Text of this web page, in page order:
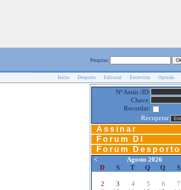
Pesquisa:
Início Desporto Editorial Entrevista Opinião
Nº Assin./ID:
Chave:
Recordar:
Recuperar
Assinar
Forum DI
Forum Desporto
<
Agosto 2026
D
S T Q Q S
2
3 4 5 6 7